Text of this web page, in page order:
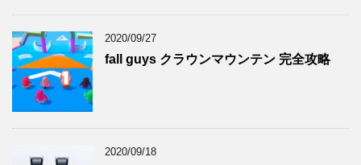
2020/09/27
fall guys クラウンマウンテン 完全攻略
2020/09/18